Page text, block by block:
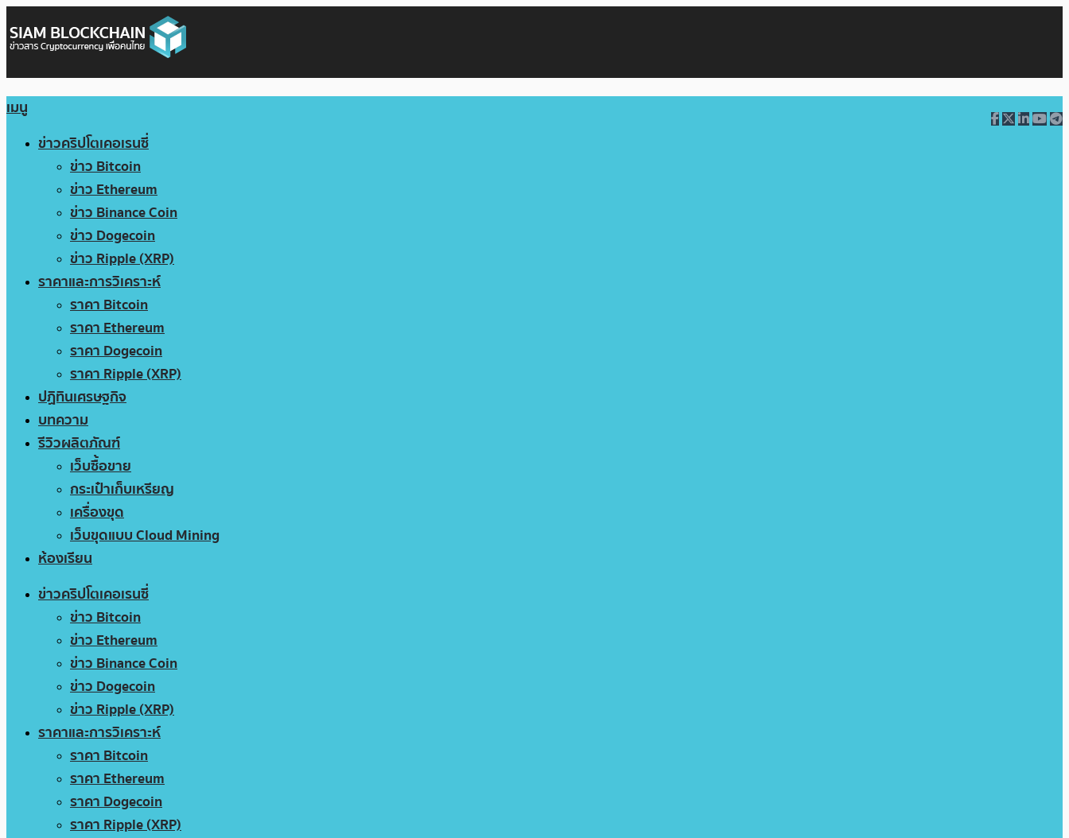
เมนู
ข่าวคริปโตเคอเรนซี่
ข่าว Bitcoin
ข่าว Ethereum
ข่าว Binance Coin
ข่าว Dogecoin
ข่าว Ripple (XRP)
ราคาและการวิเคราะห์
ราคา Bitcoin
ราคา Ethereum
ราคา Dogecoin
ราคา Ripple (XRP)
ปฏิทินเศรษฐกิจ
บทความ
รีวิวผลิตภัณฑ์
เว็บซื้อขาย
กระเป๋าเก็บเหรียญ
เครื่องขุด
เว็บขุดแบบ Cloud Mining
ห้องเรียน
ข่าวคริปโตเคอเรนซี่
ข่าว Bitcoin
ข่าว Ethereum
ข่าว Binance Coin
ข่าว Dogecoin
ข่าว Ripple (XRP)
ราคาและการวิเคราะห์
ราคา Bitcoin
ราคา Ethereum
ราคา Dogecoin
ราคา Ripple (XRP)